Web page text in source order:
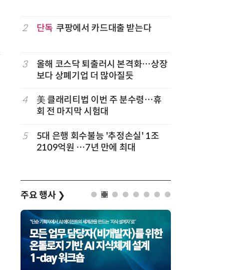
2 단독 쿠팡에서 카드대출 받는다
3
올해 코스닥 퇴출러시 본격화…상장
보다 상폐기업 더 많아질듯
4
美 클래리티법 이번 주 분수령…휴
회 전 마지막 시험대
5
5대 은행 회수불능 '추정손실' 1조
2109억원 …7년 만에 최대
주요 행사 ❯